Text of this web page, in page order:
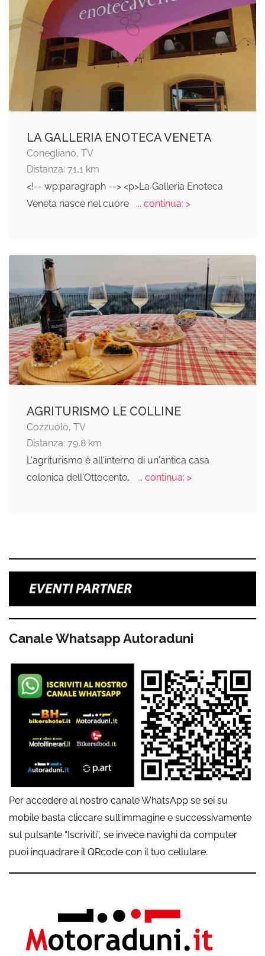
LA GALLERIA ENOTECA VENETA
Conegliano, TV
Distanza: 71,1 km
<!-- wp:paragraph --> <p>La Galleria Enoteca
Veneta nasce nel cuore
... continua: >
AGRITURISMO LE COLLINE
Cozzuolo, TV
Distanza: 79,8 km
L'agriturismo è all'interno di un'antica casa
colonica dell'Ottocento,
... continua: >
Canale Whatsapp Autoraduni
Per accedere al nostro canale WhatsApp se sei su
mobile basta cliccare sull'immagine e successivamente
sul pulsante “Iscriviti”, se invece navighi da computer
puoi inquadrare il QRcode con il tuo cellulare.